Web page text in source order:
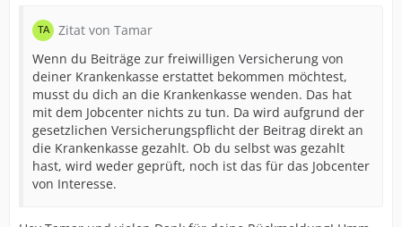
Zitat von Tamar
Wenn du Beiträge zur freiwilligen Versicherung von
deiner Krankenkasse erstattet bekommen möchtest,
musst du dich an die Krankenkasse wenden. Das hat
mit dem Jobcenter nichts zu tun. Da wird aufgrund der
gesetzlichen Versicherungspflicht der Beitrag direkt an
die Krankenkasse gezahlt. Ob du selbst was gezahlt
hast, wird weder geprüft, noch ist das für das Jobcenter
von Interesse.